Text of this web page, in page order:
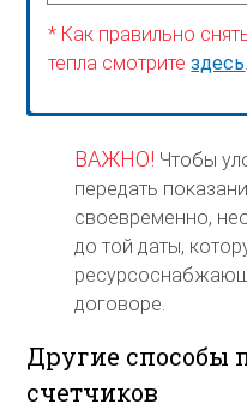
* Как правильно
тепла смотритездесь
ВАЖНО! Чтобы
передать
своевременно,
до той даты,
договоре.
Другие способы
счетчиков